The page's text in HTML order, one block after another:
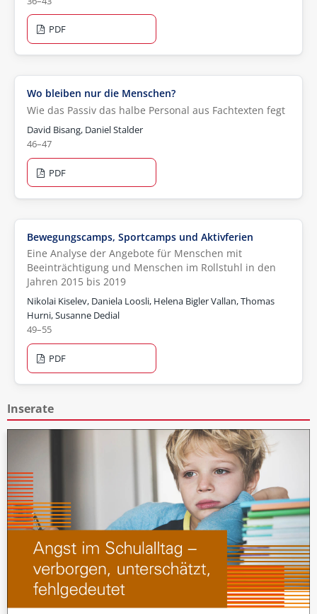
PDF
Wo bleiben nur die Menschen?
Wie das Passiv das halbe Personal aus Fachtexten fegt
David Bisang, Daniel Stalder
46–47
PDF
Bewegungscamps, Sportcamps und Aktivferien
Eine Analyse der Angebote für Menschen mit
Beeinträchtigung und Menschen im Rollstuhl in den
Jahren 2015 bis 2019
Nikolai Kiselev, Daniela Loosli, Helena Bigler Vallan, Thomas
Hurni, Susanne Dedial
49–55
PDF
Inserate